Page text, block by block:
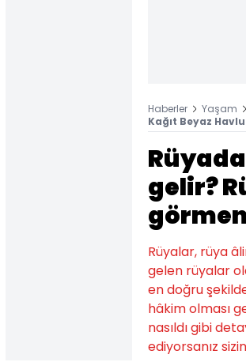
Haberler Yaşam
Kağıt Beyaz
gelir?
Rüyalar, rüya
gelen rüyalar
en doğru
hâkim olması
nasıldı gibi
ediyorsanız